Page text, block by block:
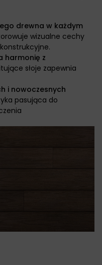
drewna w każdym
wizualne cechy
harmonię z
słoje zapewnia
i nowoczesnych
pasująca do